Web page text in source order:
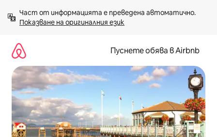
към
съдържанието
Показване на оригиналния език
Пуснете обява в Airbnb